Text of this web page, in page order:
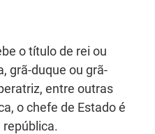
o título de rei ou
grã-duque ou grã-
entre outras
o chefe de Estado é